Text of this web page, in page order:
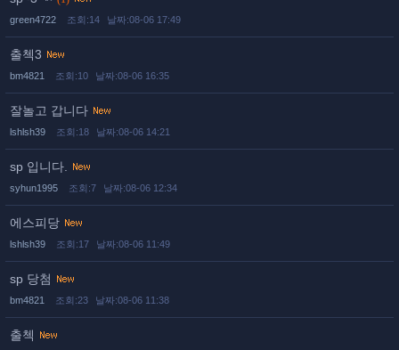
green4722 조회:14 날짜:08-06 17:49
출첵3
bm4821 조회:10 날짜:08-06 16:35
잘놀고 갑니다
lshlsh39 조회:18 날짜:08-06 14:21
sp 입니다.
syhun1995 조회:7 날짜:08-06 12:34
에스피당
lshlsh39 조회:17 날짜:08-06 11:49
sp 당첨
bm4821 조회:23 날짜:08-06 11:38
출첵